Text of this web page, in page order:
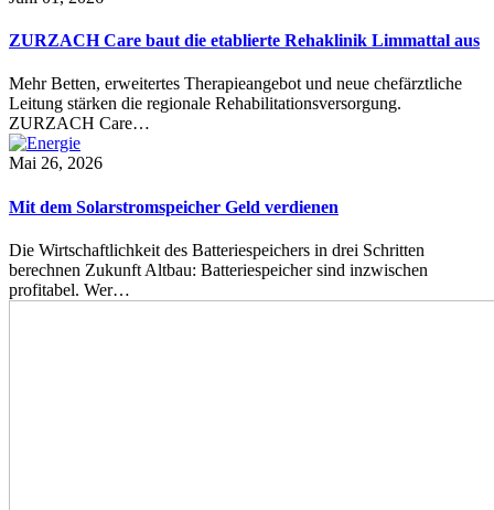
ZURZACH Care baut die etablierte Rehaklinik Limmattal aus
Mehr Betten, erweitertes Therapieangebot und neue chefärztliche
Leitung stärken die regionale Rehabilitationsversorgung.
ZURZACH Care…
Mai 26, 2026
Mit dem Solarstromspeicher Geld verdienen
Die Wirtschaftlichkeit des Batteriespeichers in drei Schritten
berechnen Zukunft Altbau: Batteriespeicher sind inzwischen
profitabel. Wer…